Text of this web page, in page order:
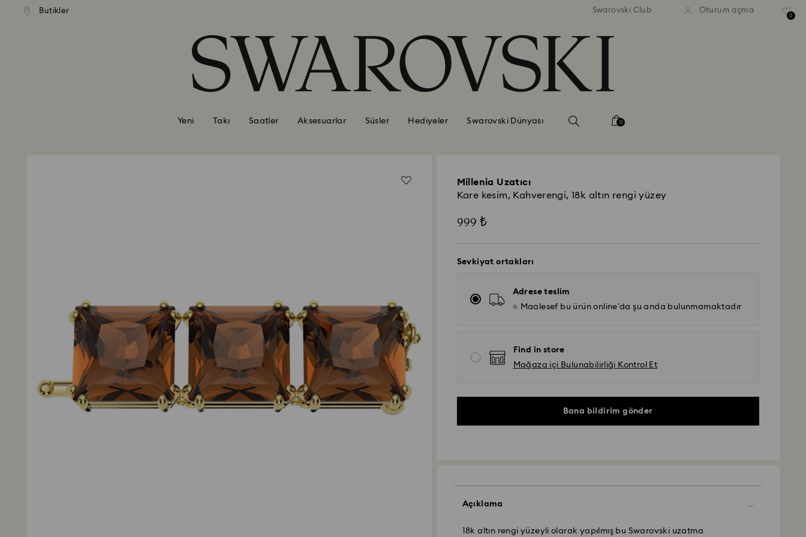
Accesskeys list
Butikler Swarovski Club Oturum açma
0
Yeni Takı Saatler Aksesuarlar Süsler Hediyeler Swarovski Dünyası 0
Millenia Uzatıcı
Kare kesim, Kahverengi, 18k altın rengi yüzey
999 ₺
Sevkiyat ortakları
Adrese teslim
Maalesef bu ürün online’da şu anda bulunmamaktadır
Find in store
Mağaza içi Bulunabilirliği Kontrol Et
Bana bildirim gönder
Açıklama
18k altın rengi yüzeyli olarak yapılmış bu Swarovski uzatma